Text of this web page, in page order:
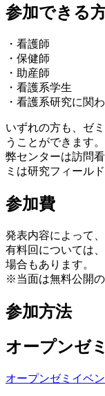
参加できる
・看護師
・保健師
・助産師
・看護系学生
・看護系研究に関
いずれの方も、ゼ
うことができます。
弊センターは訪問
ミは研究フィール
参加費
発表内容によって
有料回については
場合もあります。
※当面は無料公開
参加方法
オープンゼ
オープンゼミイベ